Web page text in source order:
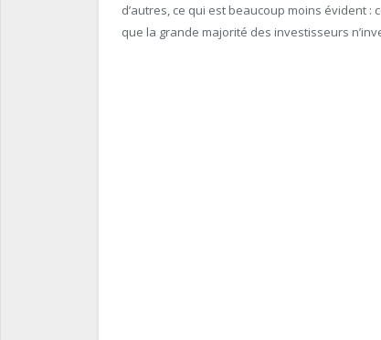
d’autres, ce qui est beaucoup moins évident
que la grande majorité des investisseurs